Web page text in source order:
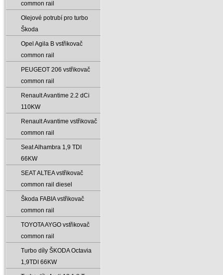
common rail
Olejové potrubí pro turbo
Škoda
Opel Agila B vstřikovač
common rail
PEUGEOT 206 vstřikovač
common rail
Renault Avantime 2.2 dCi
110KW
Renault Avantime vstřikovač
common rail
Seat Alhambra 1‚9 TDI
66KW
SEAT ALTEA vstřikovač
common rail diesel
Škoda FABIA vstřikovač
common rail
TOYOTA AYGO vstřikovač
common rail
Turbo díly ŠKODA Octavia
1‚9TDI 66KW